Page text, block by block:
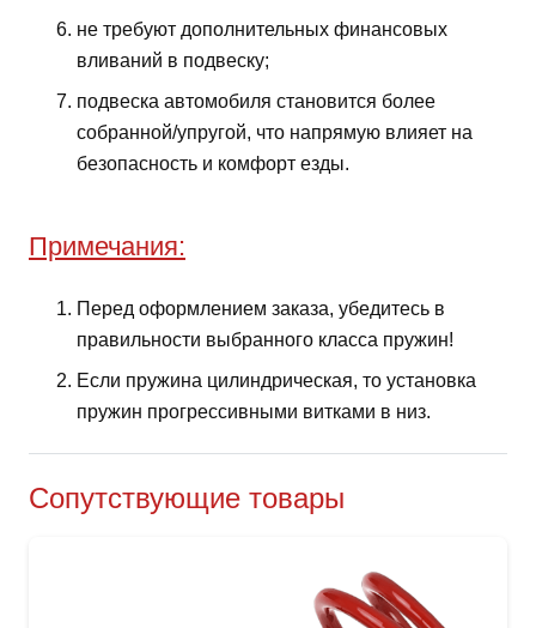
не требуют дополнительных финансовых
вливаний в подвеску;
подвеска автомобиля становится более
собранной/упругой, что напрямую влияет на
безопасность и комфорт езды.
Примечания:
Перед оформлением заказа, убедитесь в
правильности выбранного класса пружин!
Если пружина цилиндрическая, то установка
пружин прогрессивными витками в низ.
Сопутствующие товары